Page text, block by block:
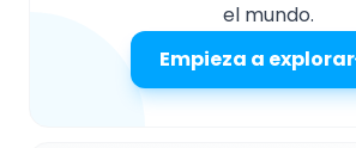
el mundo.
Empieza a explorar